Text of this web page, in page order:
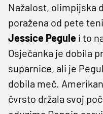
Nažalost, olimpijska
poražena od pete
Jessice Pegule i to
Osječanka je dobila
suparnice, ali je
dobila meč.
čvrsto držala svoj